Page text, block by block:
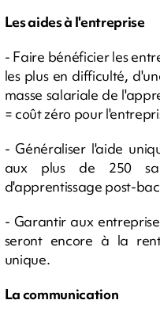
Les aides à l'entreprise
- Faire bénéficier les
les plus en difficulté,
masse salariale de
= coût zéro pour
- Généraliser l'aide
aux plus de 250
d'apprentissage post-
- Garantir aux
seront encore à la
unique.
La communication